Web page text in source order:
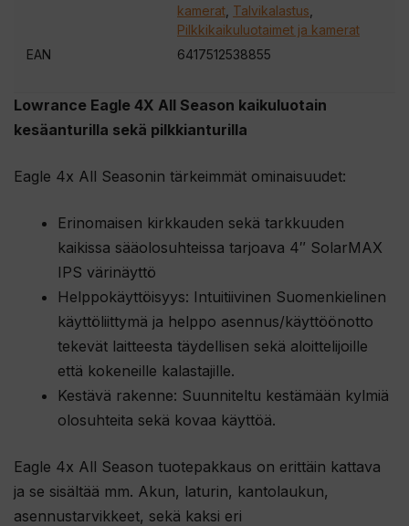
Lowrance Eagle 4X All Season kaikuluotain
kesäanturilla sekä pilkkianturilla
Eagle 4x All Seasonin tärkeimmät ominaisuudet:
Erinomaisen kirkkauden sekä tarkkuuden
kaikissa sääolosuhteissa tarjoava 4″ SolarMAX
IPS värinäyttö
Helppokäyttöisyys: Intuitiivinen Suomenkielinen
käyttöliittymä ja helppo asennus/käyttöönotto
tekevät laitteesta täydellisen sekä aloittelijoille
että kokeneille kalastajille.
Kestävä rakenne: Suunniteltu kestämään kylmiä
olosuhteita sekä kovaa käyttöä.
Eagle 4x All Season tuotepakkaus on erittäin kattava
ja se sisältää mm. Akun, laturin, kantolaukun,
asennustarvikkeet, sekä kaksi eri
kamerat Talvikalastus
Pilkkikaikuluotaimet ja kamerat
EAN
6417512538855